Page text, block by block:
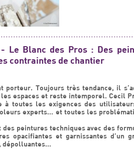
Le Blanc des Pros : Des
contraintes de chantier
porteur. Toujours très tendance, il
espaces et reste intemporel. Cecil
à toutes les exigences des
experts… et toutes les
des peintures techniques avec des
opacifiantes et garnissantes d’un
dépolluantes…